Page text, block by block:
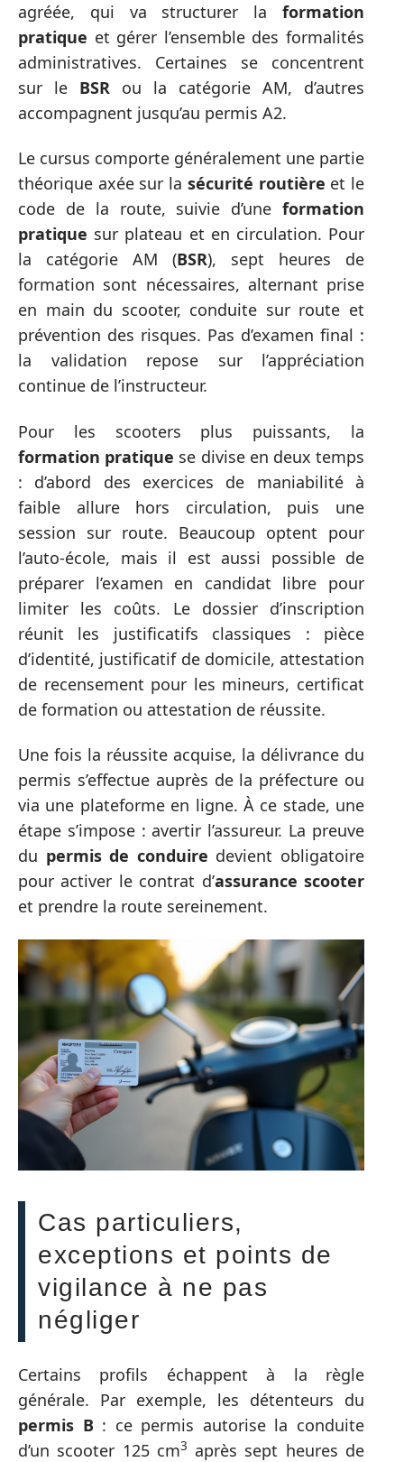
agréée, qui va structurer la formation
pratique et gérer l’ensemble des formalités
administratives. Certaines se concentrent
sur le BSR ou la catégorie AM, d’autres
accompagnent jusqu’au permis A2.
Le cursus comporte généralement une partie
théorique axée sur la sécurité routière et le
code de la route, suivie d’une formation
pratique sur plateau et en circulation. Pour
la catégorie AM (BSR), sept heures de
formation sont nécessaires, alternant prise
en main du scooter, conduite sur route et
prévention des risques. Pas d’examen final :
la validation repose sur l’appréciation
continue de l’instructeur.
Pour les scooters plus puissants, la
formation pratique se divise en deux temps
: d’abord des exercices de maniabilité à
faible allure hors circulation, puis une
session sur route. Beaucoup optent pour
l’auto-école, mais il est aussi possible de
préparer l’examen en candidat libre pour
limiter les coûts. Le dossier d’inscription
réunit les justificatifs classiques : pièce
d’identité, justificatif de domicile, attestation
de recensement pour les mineurs, certificat
de formation ou attestation de réussite.
Une fois la réussite acquise, la délivrance du
permis s’effectue auprès de la préfecture ou
via une plateforme en ligne. À ce stade, une
étape s’impose : avertir l’assureur. La preuve
du permis de conduire devient obligatoire
pour activer le contrat d’assurance scooter
et prendre la route sereinement.
Cas particuliers,
exceptions et points de
vigilance à ne pas
négliger
Certains profils échappent à la règle
générale. Par exemple, les détenteurs du
permis B : ce permis autorise la conduite
d’un scooter 125 cm3 après sept heures de